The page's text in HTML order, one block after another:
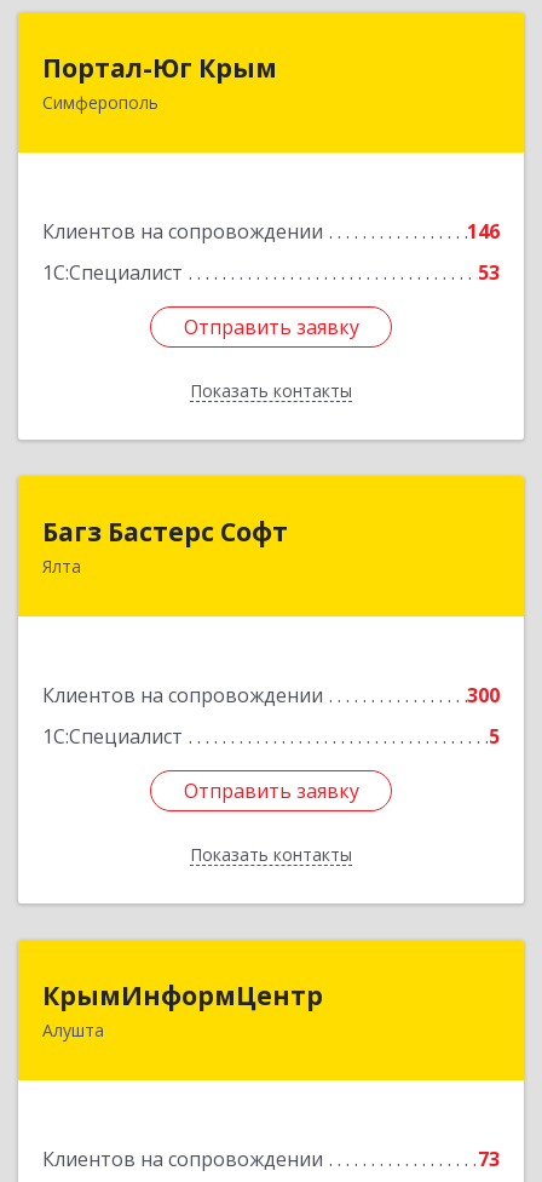
Портал-Юг Крым
Симферополь
Клиентов на сопровождении
146
1С:Специалист
53
Отправить заявку
Показать контакты
295015, Крым Респ, Симферополь г, Козлова ул,
Отправить заявку
Назад
Багз Бастерс Софт
Ялта
Клиентов на сопровождении
300
1С:Специалист
5
Отправить заявку
Показать контакты
Багз Бастерс Софт
298603, Крым Респ, Ялта г, Свердлова ул, дом №
Отправить заявку
Назад
КрымИнформЦентр
Алушта
Клиентов на сопровождении
73
298500, Крым Респ, Алушта г, Горького ул, дом